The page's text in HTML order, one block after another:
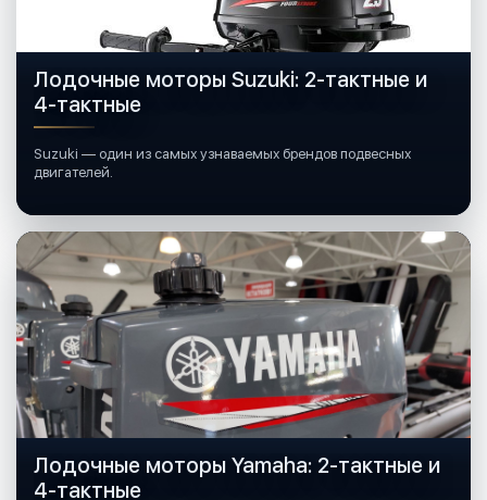
Лодочные моторы Suzuki: 2-тактные и
4-тактные
Suzuki — один из самых узнаваемых брендов подвесных
двигателей.
Лодочные моторы Yamaha: 2-тактные и
4-тактные